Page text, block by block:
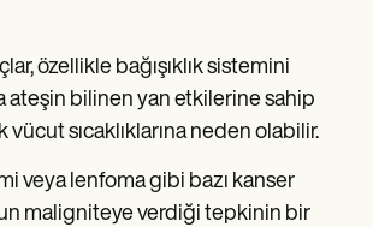
özellikle bağışıklık sistemini
ateşin bilinen yan etkilerine sahip
vücut sıcaklıklarına neden olabilir.
veya lenfoma gibi bazı kanser
maligniteye verdiği tepkinin bir